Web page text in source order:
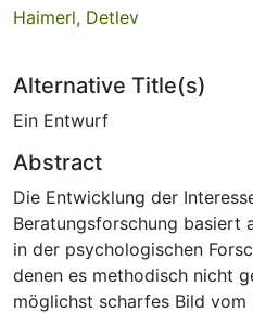
Haimerl, Detlev
Alternative Title(s)
Ein Entwurf
Abstract
Die Entwicklung der
Beratungsforschung basiert
in der psychologischen
denen es methodisch nicht
möglichst scharfes Bild vom